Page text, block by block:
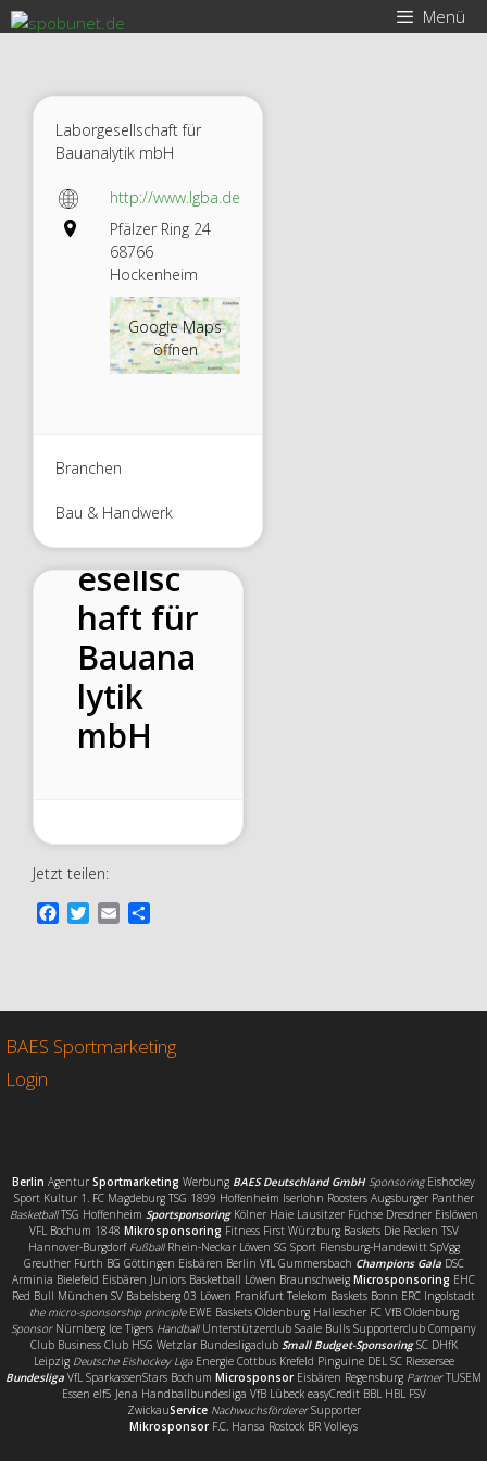
Zum
Inhalt
Menü
Laborgesellschaft für
Bauanalytik mbH
http://www.lgba.de
Pfälzer Ring 24
68766
Hockenheim
Google Maps
öffnen
Branchen
Bau & Handwerk
Laborg
esellsc
haft für
Bauana
lytik
mbH
Jetzt teilen:
o
k
r
BAES Sportmarketing
Login
Berlin Agentur Sportmarketing Werbung BAES Deutschland GmbH SponsoringEishockey
Sport Kultur 1. FC Magdeburg TSG 1899 Hoffenheim Iserlohn Roosters Augsburger Panther
BasketballTSG Hoffenheim SportsponsoringKölner Haie Lausitzer Füchse Dresdner Eislöwen
VFL Bochum 1848 Mikrosponsoring Fitness First Würzburg Baskets Die Recken TSV
Hannover-Burgdorf FußballRhein-Neckar Löwen SG Sport Flensburg-Handewitt SpVgg
Greuther Fürth BG Göttingen Eisbären Berlin VfL Gummersbach Champions GalaDSC
Arminia Bielefeld Eisbären Juniors Basketball Löwen Braunschweig Microsponsoring EHC
Red Bull München SV Babelsberg 03 Löwen Frankfurt Telekom Baskets Bonn ERC Ingolstadt
the micro-sponsorship principleEWE Baskets Oldenburg Hallescher FC VfB Oldenburg
SponsorNürnberg Ice Tigers HandballUnterstützerclub Saale Bulls Supporterclub Company
Club Business Club HSG Wetzlar Bundesligaclub Small Budget-SponsoringSC DHfK
Leipzig Deutsche Eishockey LigaEnergie Cottbus Krefeld Pinguine DEL SC Riessersee
Bundesliga VfL SparkassenStars Bochum MicrosponsorEisbären Regensburg PartnerTUSEM
Essen elf5 Jena Handballbundesliga VfB Lübeck easyCredit BBL HBL FSV
ZwickauService NachwuchsfördererSupporter
MikrosponsorF.C. Hansa Rostock BR Volleys